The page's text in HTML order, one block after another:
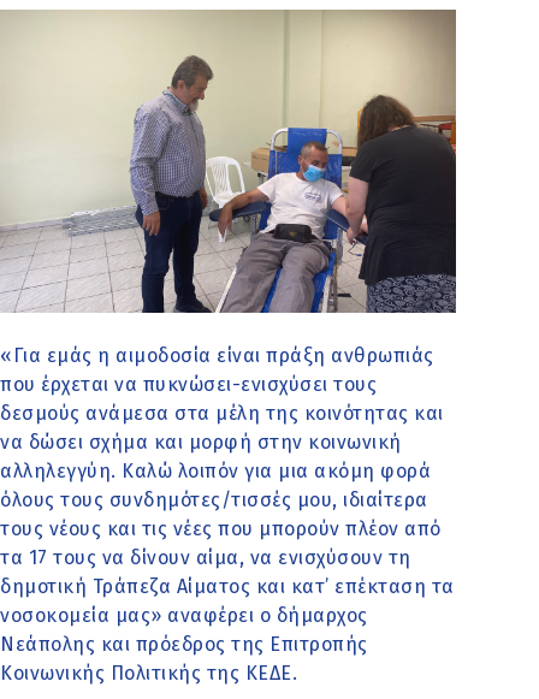
«Για εμάς η αιμοδοσία είναι πράξη ανθρωπιάς
που έρχεται να πυκνώσει-ενισχύσει τους
δεσμούς ανάμεσα στα μέλη της κοινότητας και
να δώσει σχήμα και μορφή στην κοινωνική
αλληλεγγύη. Καλώ λοιπόν για μια ακόμη φορά
όλους τους συνδημότες/τισσές μου, ιδιαίτερα
τους νέους και τις νέες που μπορούν πλέον από
τα 17 τους να δίνουν αίμα, να ενισχύσουν τη
δημοτική Τράπεζα Αίματος και κατ’ επέκταση τα
νοσοκομεία μας» αναφέρει ο δήμαρχος
Νεάπολης και πρόεδρος της Επιτροπής
Κοινωνικής Πολιτικής της ΚΕΔΕ.